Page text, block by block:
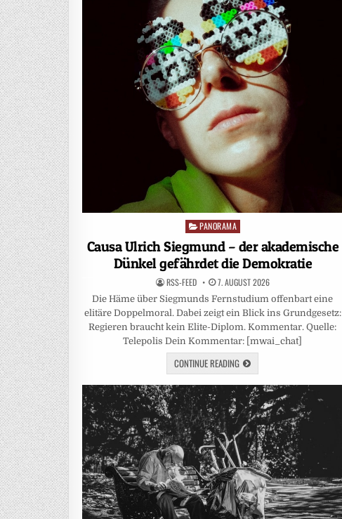
Posted
PANORAMA
Causa Ulrich Siegmund – der akademische
Dünkel gefährdet die Demokratie
RSS-FEED 7. AUGUST 2026
Die Häme über Siegmunds Fernstudium offenbart eine
elitäre Doppelmoral. Dabei zeigt ein Blick ins Grundgesetz:
Regieren braucht kein Elite-Diplom. Kommentar. Quelle:
Telepolis Dein Kommentar: [mwai_chat]
CONTINUE READING